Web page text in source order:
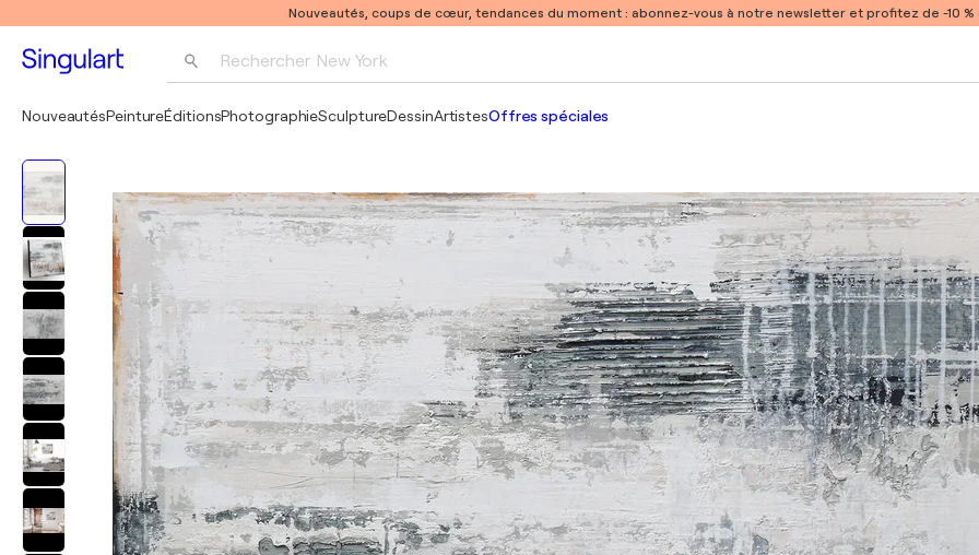
Nouveautés, coups de cœur, tendances du moment : abonnez-vous à notre newsletter et profitez de -10
Rechercher New York
Pablo Picasso
NouveautésPeintureÉditionsPhotographieSculptureDessinArtistesOffres spéciales